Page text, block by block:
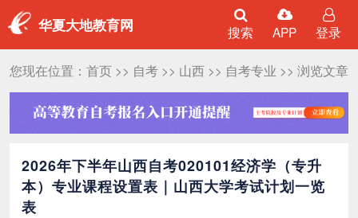
华夏大地教育网 搜索 APP 登录
您现在位置： 首页>> 自考>> 山西>> 自考专业 >> 浏览文章
2026年下半年山西自考020101经济学（专升
本）专业课程设置表｜山西大学考试计划一览
表